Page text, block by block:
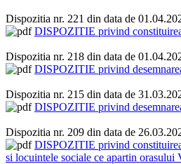
Dispozitia nr. 221 din data de
DISPOZITIE privind
Dispozitia nr. 218 din data de
DISPOZITIE privind
Dispozitia nr. 215 din data de
DISPOZITIE privind
Dispozitia nr. 209 din data de
DISPOZITIE privind
si locuintele sociale ce apartin orasului